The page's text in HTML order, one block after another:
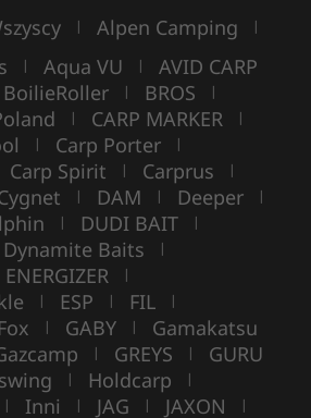
| Alpen Camping |
| Aqua VU | AVID CARP
BoilieRoller | BROS |
| CARP MARKER |
| Carp Porter |
Carp Spirit | Carprus |
| DAM | Deeper |
| DUDI BAIT |
Dynamite Baits |
ENERGIZER |
| ESP | FIL |
Fox | GABY | Gamakatsu
| GREYS | GURU
| Holdcarp |
| Inni | JAG | JAXON |